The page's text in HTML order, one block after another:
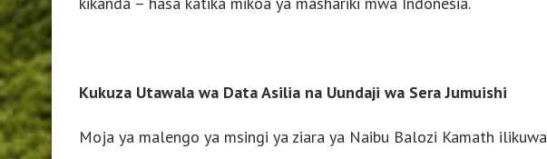
Kukuza Utawala wa Data Asilia na Uundaji wa Sera Jumuishi
Moja ya malengo ya msingi ya ziara ya Naibu Balozi Kamath